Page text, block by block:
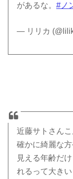
があるな。#ノ
— リリカ
近藤サトさん
確かに綺麗な
見える年齢だ
れるって大き